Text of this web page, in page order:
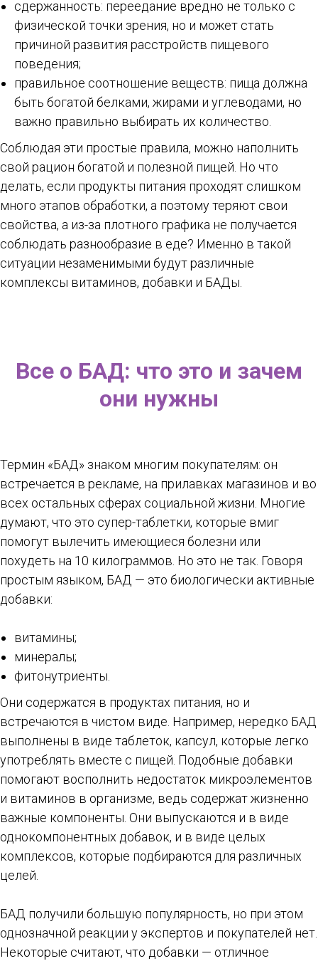
сдержанность: переедание вредно не только с
физической точки зрения, но и может стать
причиной развития расстройств пищевого
поведения;
правильное соотношение веществ: пища должна
быть богатой белками, жирами и углеводами, но
важно правильно выбирать их количество.
Соблюдая эти простые правила, можно наполнить
свой рацион богатой и полезной пищей. Но что
делать, если продукты питания проходят слишком
много этапов обработки, а поэтому теряют свои
свойства, а из-за плотного графика не получается
соблюдать разнообразие в еде? Именно в такой
ситуации незаменимыми будут различные
комплексы витаминов, добавки и БАДы.
Все о БАД: что это и зачем
они нужны
Термин «БАД» знаком многим покупателям: он
встречается в рекламе, на прилавках магазинов и во
всех остальных сферах социальной жизни. Многие
думают, что это супер-таблетки, которые вмиг
помогут вылечить имеющиеся болезни или
похудеть на 10 килограммов. Но это не так. Говоря
простым языком, БАД — это биологически активные
добавки:
витамины;
минералы;
фитонутриенты.
Они содержатся в продуктах питания, но и
встречаются в чистом виде. Например, нередко БАД
выполнены в виде таблеток, капсул, которые легко
употреблять вместе с пищей. Подобные добавки
помогают восполнить недостаток микроэлементов
и витаминов в организме, ведь содержат жизненно
важные компоненты. Они выпускаются и в виде
однокомпонентных добавок, и в виде целых
комплексов, которые подбираются для различных
целей.
БАД получили большую популярность, но при этом
однозначной реакции у экспертов и покупателей нет.
Некоторые считают, что добавки — отличное